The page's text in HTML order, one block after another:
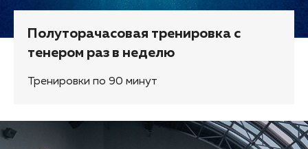
Полуторачасовая тренировка с
тенером раз в неделю
Тренировки по 90 минут